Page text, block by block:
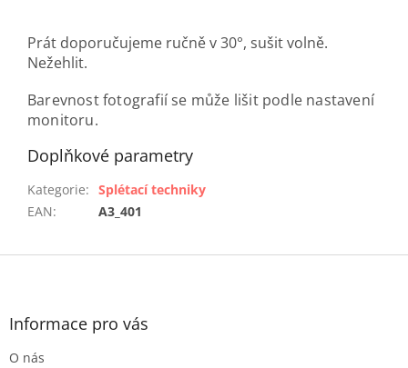
Prát doporučujeme ručně v 30°, sušit volně.
Nežehlit.
Barevnost fotografií se může lišit podle nastavení
monitoru.
Doplňkové parametry
Kategorie: Splétací techniky
EAN: A3_401
Z
Informace pro vás
O nás